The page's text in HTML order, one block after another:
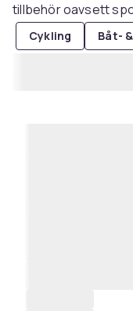
tillbehör oavsett
Cykling Båt-